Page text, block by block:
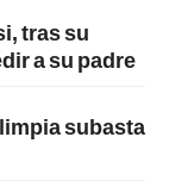
tras su
a su padre
subasta